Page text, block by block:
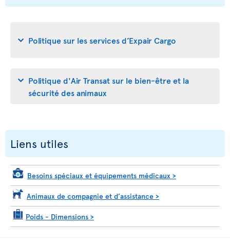
Politique sur les services d’Expair Cargo
Politique d'Air Transat sur le bien-être et la
sécurité des animaux
Liens utiles
Besoins spéciaux et équipements médicaux >
Animaux de compagnie et d’assistance >
Poids - Dimensions >